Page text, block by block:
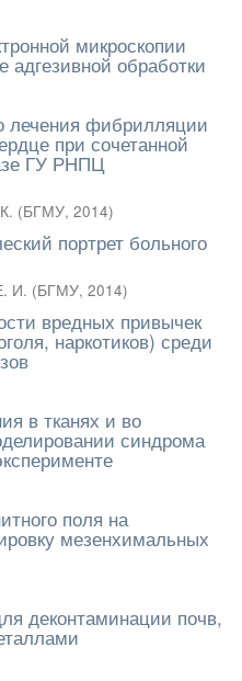
микроскопии
адгезивной обработки
лечения фибрилляции
при сочетанной
ГУ РНПЦ
(БГМУ, 2014)
портрет больного
И. (БГМУ, 2014)
вредных привычек
наркотиков) среди
в тканях и во
синдрома
поля на
мезенхимальных
деконтаминации почв,